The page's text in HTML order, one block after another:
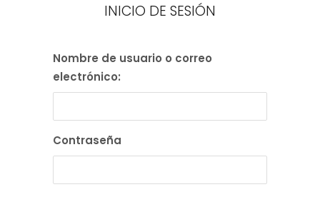
INICIO DE SESIÓN
Nombre de usuario o correo
electrónico:
Contraseña